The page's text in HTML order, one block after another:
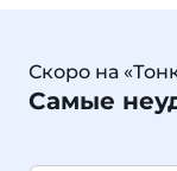
Скоро на
Самые